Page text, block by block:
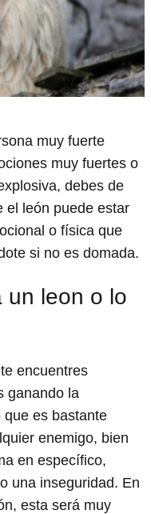
muy fuerte
muy fuertes o
debes de
el león puede estar
o física que
si no es domada.
un leon o lo
te encuentres
ganando la
es bastante
enemigo, bien
en específico,
una inseguridad. En
esta será muy